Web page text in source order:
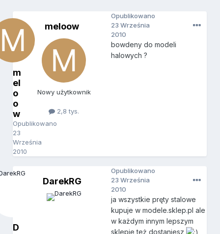
m
el
o
o
w
Opublikowano
23
Września
2010
meloow
Nowy użytkownik
2,8 tys.
Opublikowano
23 Września
2010
bowdeny do modeli
halowych ?
D
DarekRG
Opublikowano
23 Września
2010
ja wszystkie pręty stalowe
kupuje w modele.sklep.pl ale
w każdym innym lepszym
sklepie też dostaniesz